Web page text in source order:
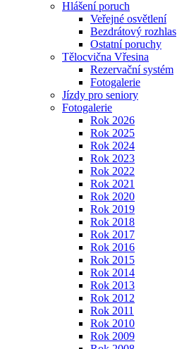
Hlášení poruch
Veřejné osvětlení
Bezdrátový rozhlas
Ostatní poruchy
Tělocvična Vřesina
Rezervační systém
Fotogalerie
Jízdy pro seniory
Fotogalerie
Rok 2026
Rok 2025
Rok 2024
Rok 2023
Rok 2022
Rok 2021
Rok 2020
Rok 2019
Rok 2018
Rok 2017
Rok 2016
Rok 2015
Rok 2014
Rok 2013
Rok 2012
Rok 2011
Rok 2010
Rok 2009